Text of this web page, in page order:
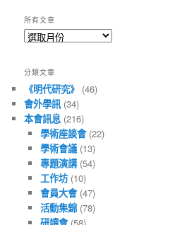
所有文章
所
章
分類文章
《明代研究》 (46)
會外學訊 (34)
本會訊息 (216)
學術座談會(22)
學術會議(13)
專題演講(54)
工作坊(10)
會員大會(47)
活動集錦(78)
研讀會(58)